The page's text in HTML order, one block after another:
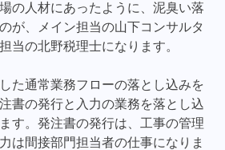
の人材にあったように、泥臭い落
が、メイン担当の山下コンサルタ
当の北野税理士になります。
た通常業務フローの落とし込みを
書の発行と入力の業務を落とし込
す。発注書の発行は、工事の管理
は間接部門担当者の仕事になりま